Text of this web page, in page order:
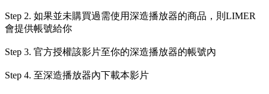
Step 2. 如果並未購買過需使用深造播放器的商品，則LIMER
會提供帳號給你
Step 3. 官方授權該影片至你的深造播放器的帳號內
Step 4. 至深造播放器內下載本影片